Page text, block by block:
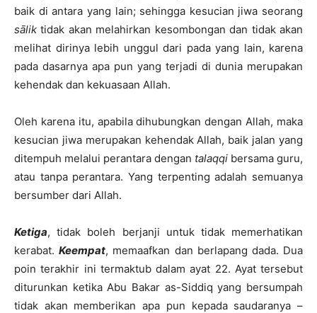
baik di antara yang lain; sehingga kesucian jiwa seorang
sāliktidak akan melahirkan kesombongan dan tidak akan
melihat dirinya lebih unggul dari pada yang lain, karena
pada dasarnya apa pun yang terjadi di dunia merupakan
kehendak dan kekuasaan Allah.
Oleh karena itu, apabila dihubungkan dengan Allah, maka
kesucian jiwa merupakan kehendak Allah, baik jalan yang
ditempuh melalui perantara dengan talaqqi bersama guru,
atau tanpa perantara. Yang terpenting adalah semuanya
bersumber dari Allah.
Ketiga, tidak boleh berjanji untuk tidak memerhatikan
kerabat.Keempat, memaafkan dan berlapang dada. Dua
poin terakhir ini termaktub dalam ayat 22. Ayat tersebut
diturunkan ketika Abu Bakar as-Siddiq yang bersumpah
tidak akan memberikan apa pun kepada saudaranya –